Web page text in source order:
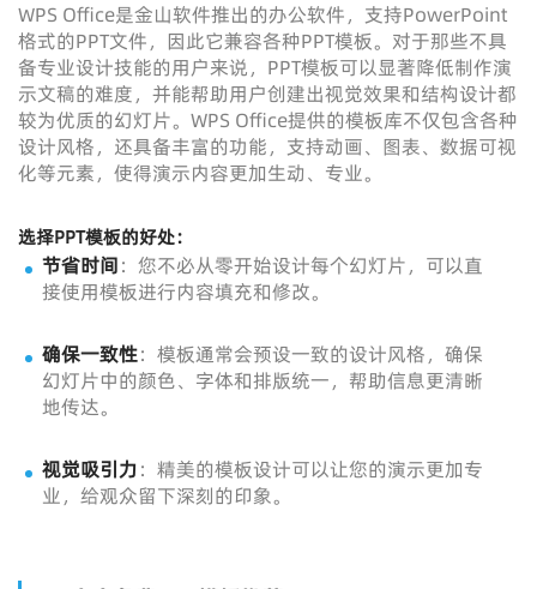
WPS Office是金山软件推出的办公软件，支持PowerPoint
格式的PPT文件，因此它兼容各种PPT模板。对于那些不具
备专业设计技能的用户来说，PPT模板可以显著降低制作演
示文稿的难度，并能帮助用户创建出视觉效果和结构设计都
较为优质的幻灯片。WPS Office提供的模板库不仅包含各种
设计风格，还具备丰富的功能，支持动画、图表、数据可视
化等元素，使得演示内容更加生动、专业。
选择PPT模板的好处：
节省时间：您不必从零开始设计每个幻灯片，可以直
接使用模板进行内容填充和修改。
确保一致性：模板通常会预设一致的设计风格，确保
幻灯片中的颜色、字体和排版统一，帮助信息更清晰
地传达。
视觉吸引力：精美的模板设计可以让您的演示更加专
业，给观众留下深刻的印象。